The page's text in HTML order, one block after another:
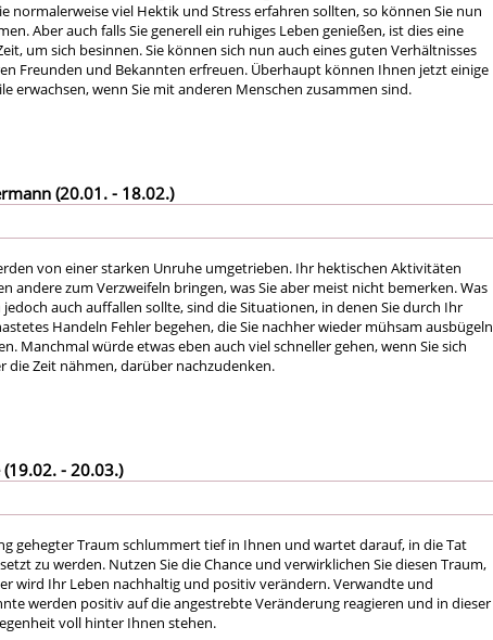
normalerweise viel Hektik und Stress erfahren sollten, so können Sie nun
Aber auch falls Sie generell ein ruhiges Leben genießen, ist dies eine
um sich besinnen. Sie können sich nun auch eines guten Verhältnisses
Freunden und Bekannten erfreuen. Überhaupt können Ihnen jetzt einige
erwachsen, wenn Sie mit anderen Menschen zusammen sind.
(20.01. - 18.02.)
von einer starken Unruhe umgetrieben. Ihr hektischen Aktivitäten
andere zum Verzweifeln bringen, was Sie aber meist nicht bemerken. Was
jedoch auch auffallen sollte, sind die Situationen, in denen Sie durch Ihr
Handeln Fehler begehen, die Sie nachher wieder mühsam ausbügeln
Manchmal würde etwas eben auch viel schneller gehen, wenn Sie sich
die Zeit nähmen, darüber nachzudenken.
- 20.03.)
gehegter Traum schlummert tief in Ihnen und wartet darauf, in die Tat
zu werden. Nutzen Sie die Chance und verwirklichen Sie diesen Traum,
wird Ihr Leben nachhaltig und positiv verändern. Verwandte und
werden positiv auf die angestrebte Veränderung reagieren und in dieser
voll hinter Ihnen stehen.